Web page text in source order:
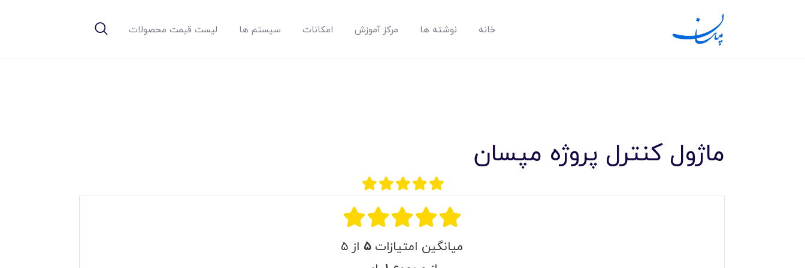
خانه نوشته ها مرکز آموزش امکانات سیستم ها لیست قیمت محصولات
نوشته ها
مرکز آموزش
ماژول کنترل پروژه مپسان
میانگین امتیازات ۵ از ۵